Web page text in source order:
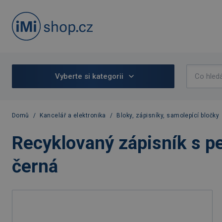
Vyberte si kategorii
Domů / Kancelář a elektronika / Bloky, zápisníky, samolepící bločky
Recyklovaný zápisník s
černá